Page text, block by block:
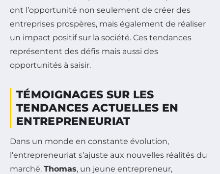
ont l’opportunité non seulement de créer des
entreprises prospères, mais également de réaliser
un impact positif sur la société. Ces tendances
représentent des défis mais aussi des
opportunités à saisir.
TÉMOIGNAGES SUR LES
TENDANCES ACTUELLES EN
ENTREPRENEURIAT
Dans un monde en constante évolution,
l’entrepreneuriat s’ajuste aux nouvelles réalités du
marché. Thomas, un jeune entrepreneur,